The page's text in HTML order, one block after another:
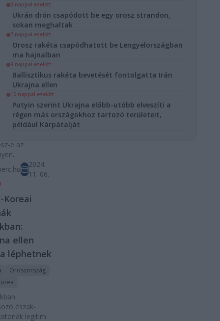
EU-
Unió
Ukrajna
Zelenszkij
Európai
Közösség
is meghívták,
kérdéses,
személyesen
e az
2024.
11. 06.
Koreai
ellen
léphetnek
Oroszország
észak-
legitim
3 nappal ezelőtt
Ukrán drón csapódott be egy orosz strandon,
sokan meghaltak
7 nappal ezelőtt
Orosz rakéta csapódhatott be Lengyelországban
ma hajnalban
9 nappal ezelőtt
Ballisztikus rakéta bevetését fontolgatta Irán
Ukrajna ellen
10 nappal ezelőtt
Putyin szerint Ukrajna előbb-utóbb elveszíti a
régen más országokhoz tartozó területeit,
például Kárpátalját